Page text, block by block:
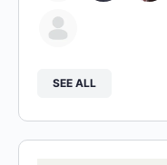
SEE ALL